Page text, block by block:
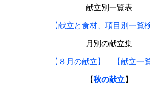
献立別一覧表
【献立と食材、項目別一覧
月別の献立集
【８月の献立】 【献立一
【秋の献立 】